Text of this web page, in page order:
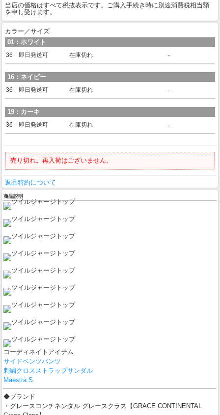
当店の価格はすべて税抜表示です。ご購入手続き時に別途消費税相当額
を申し受けます。
カラー／サイズ
01：ホワイト
36 即日発送可 在庫切れ -
16：ネイビー
36 即日発送可 在庫切れ -
19：カーキ
36 即日発送可 在庫切れ -
売り切れ。再入荷はございません。
返品特約について
商品説明
コーディネイトアイテム
サイドベンツパンツ
刺繍クロスストラップサンダル
Maestra S
◆ブランド
・グレースコンチネンタル グレースクラス【GRACE CONTINENTAL